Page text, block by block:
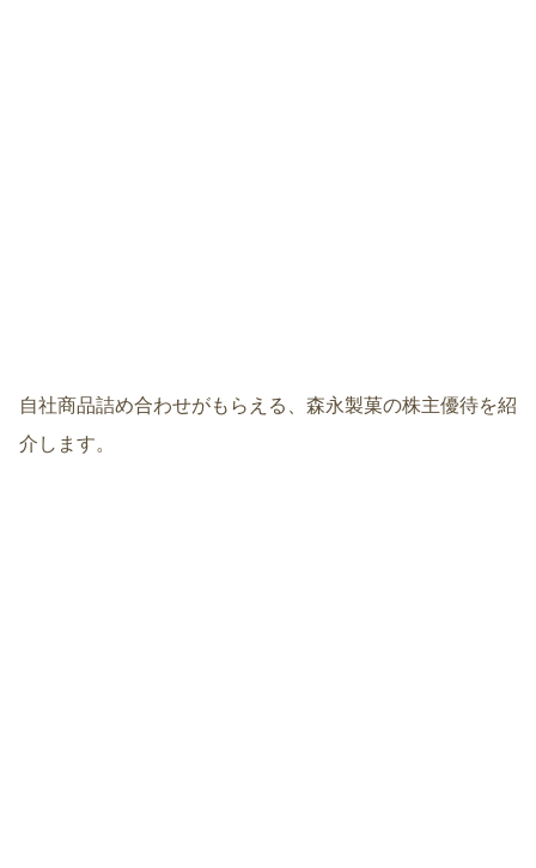
自社商品詰め合わせがもらえる、森永製菓の株主優待を紹
介します。